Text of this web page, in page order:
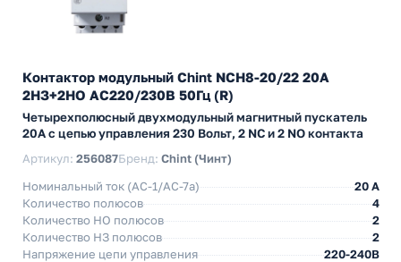
Контактор модульный Chint NCH8-20/22 20A
2НЗ+2НО AC220/230В 50Гц (R)
Четырехполюсный двухмодульный магнитный пускатель
20А с цепью управления 230 Вольт, 2 NC и 2 NO контакта
Артикул: 256087Бренд: Chint (Чинт)
Номинальный ток (АС-1/AC-7a)
20 A
Количество полюсов
4
Количество НO полюсов
2
Количество НЗ полюсов
2
Напряжение цепи управления
220-240В